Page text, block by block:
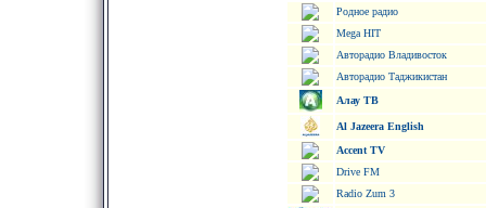
Родное радио
Mega HIT
Авторадио Владивосток
Авторадио Таджикистан
Алау ТВ
Al Jazeera English
Accent TV
Drive FM
Radio Zum 3